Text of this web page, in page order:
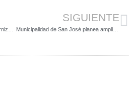
SIGUIENTE
Municipalidad de San José planea ampliar bulevar de la avenida central este año